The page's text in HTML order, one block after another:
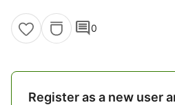
comment0
Register as a new user